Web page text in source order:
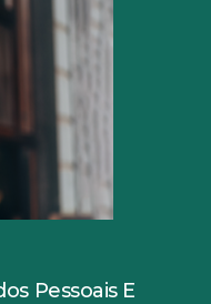
Pessoais E